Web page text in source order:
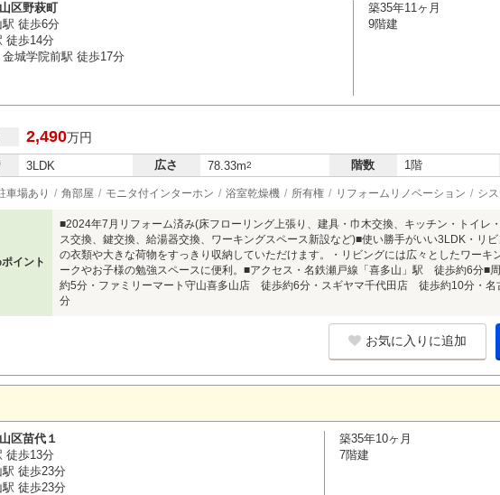
区野萩町
徒歩6分
徒歩14分
城学院前駅 徒歩17分
築35年11ヶ月
9階建
2,490万円
3LDK 広さ 78.33m2 階数 1階
車場あり 角部屋 モニタ付インターホン 浴室乾燥機 所有権 リフォームリノベーション シ
イント
■2024年7月リフォーム済み(床フローリング上張り、建具・巾木交換、キッチン・トイレ
ス交換、鍵交換、給湯器交換、ワーキングスペース新設など)■使い勝手がいい3LDK・リ
の衣類や大きな荷物をすっきり収納していただけます。・リビングには広々としたワーキ
ークやお子様の勉強スペースに便利。■アクセス・名鉄瀬戸線「喜多山」駅 徒歩約6分
約5分・ファミリーマート守山喜多山店 徒歩約6分・スギヤマ千代田店 徒歩約10分・
分
お気に入りに追加
区苗代１
徒歩13分
徒歩23分
徒歩23分
築35年10ヶ月
7階建